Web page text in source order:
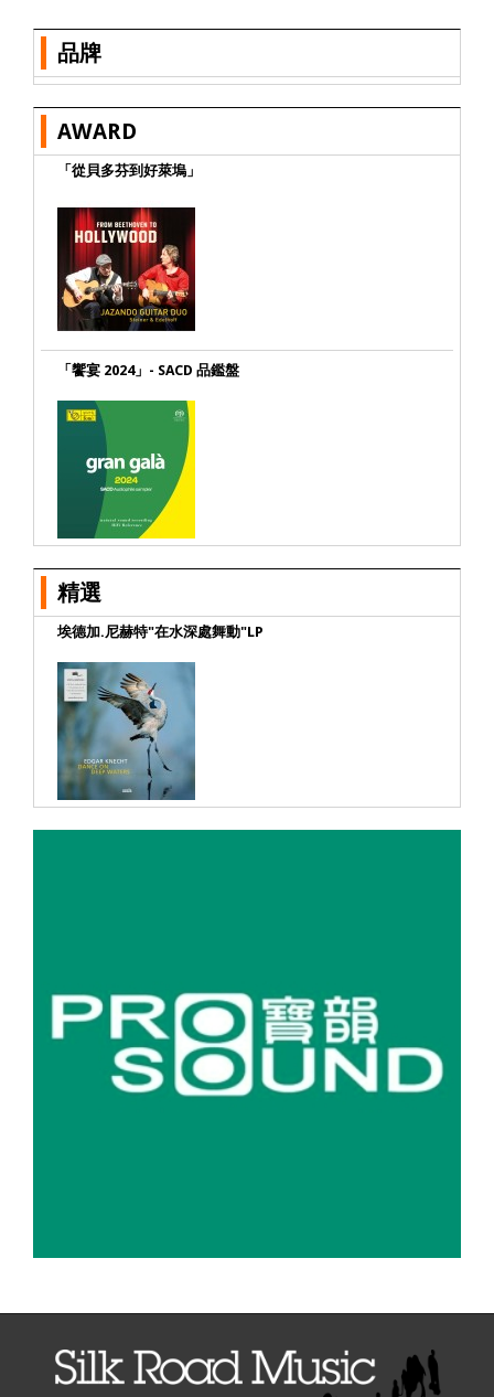
品牌
AWARD
「從貝多芬到好萊塢」
「饗宴 2024」- SACD 品鑑盤
精選
埃德加.尼赫特"在水深處舞動"LP